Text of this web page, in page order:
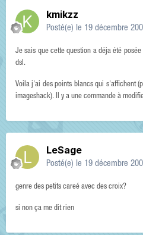
kmikzz
Posté(e) le 19 décembre
Je sais que cette question a déja été
dsl.
Voila j'ai des points blancs qui s'affichent
imageshack). Il y a une commande à
LeSage
Posté(e) le 19 décembre
genre des petits careé avec des croix?
si non ça me dit rien